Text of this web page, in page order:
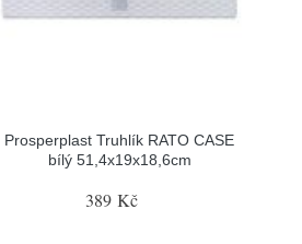
Prosperplast Truhlík RATO CASE
bílý 51,4x19x18,6cm
389 Kč